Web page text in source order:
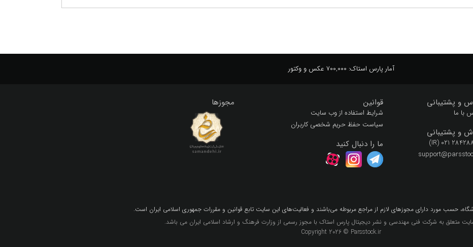
آمار پارس استاک:
و پشتیبانی
با ما
و پشتیبانی
(IR) 021
قوانین
شرایط استفاده از وب سایت
سیاست حفظ حریم شخصی کاربران
ما را دنبال کنید
مجوزها
حسب مورد داراي مجوزهاي لازم از مراجع مربوطه مي‌باشند و فعاليت‌هاي اين سايت تابع قوانين و مقررات جمهوري اسلامي ايران است.
متعلق به شرکت فنی مهندسی و نشر دیجیتال پارس استاک با مجوز رسمی از وزارت فرهنگ و ارشاد اسلامی ایران می باشد.
Copyright 2026 © Parsstock.ir